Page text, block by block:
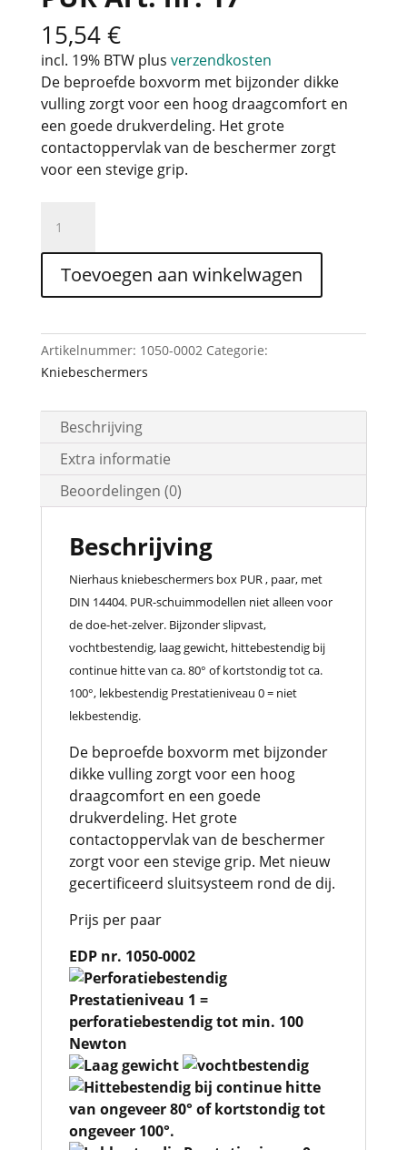
15,54€
incl. 19% BTW plus verzendkosten
De beproefde boxvorm met bijzonder dikke
vulling zorgt voor een hoog draagcomfort en
een goede drukverdeling. Het grote
contactoppervlak van de beschermer zorgt
voor een stevige grip.
kniebeschermers-
PUR
nr.
aantal
Toevoegen aan winkelwagen
Artikelnummer: 1050-0002 Categorie:
Kniebeschermers
Beschrijving
Extra informatie
Beoordelingen (0)
Beschrijving
Nierhaus kniebeschermers box PUR , paar, met
DIN 14404. PUR-schuimmodellen niet alleen voor
de doe-het-zelver. Bijzonder slipvast,
vochtbestendig, laag gewicht, hittebestendig bij
continue hitte van ca. 80° of kortstondig tot ca.
100°, lekbestendig Prestatieniveau 0 = niet
lekbestendig.
De beproefde boxvorm met bijzonder
dikke vulling zorgt voor een hoog
draagcomfort en een goede
drukverdeling. Het grote
contactoppervlak van de beschermer
zorgt voor een stevige grip. Met nieuw
gecertificeerd sluitsysteem rond de dij.
Prijs per paar
EDP nr. 1050-0002